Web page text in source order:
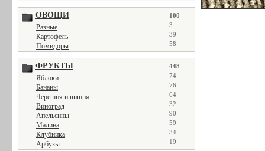
ОВОЩИ 100
Разные 3
Картофель 39
Помидоры 58
ФРУКТЫ 448
Яблоки 74
Бананы 76
Черешня и вишня 64
Виноград 32
Апельсины 90
Малина 59
Клубника 34
Арбузы 19